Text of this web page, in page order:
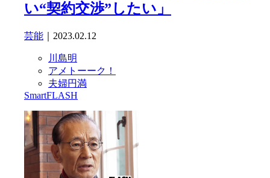
い“契約交渉”したい」
芸能 ｜2023.02.12
川島明
アメトーーク！
夫婦円満
SmartFLASH